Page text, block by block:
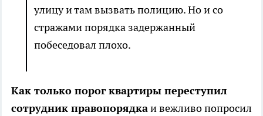
улицу и там вызвать полицию. Но и со
стражами порядка задержанный
побеседовал плохо.
Как только порог квартиры переступил
сотрудник правопорядкаи вежливо попросил